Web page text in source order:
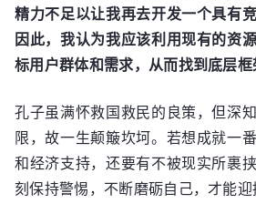
精力不足以让我再去开发一个具有
因此，我认为我应该利用现有的资
标用户群体和需求，从而找到底层框
孔子虽满怀救国救民的良策，但深
限，故一生颠簸坎坷。若想成就一
和经济支持，还要有不被现实所裹
刻保持警惕，不断磨砺自己，才能迎